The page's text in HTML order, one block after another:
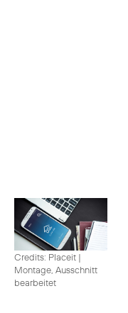
Credits: Placeit |
Montage, Ausschnitt
bearbeitet